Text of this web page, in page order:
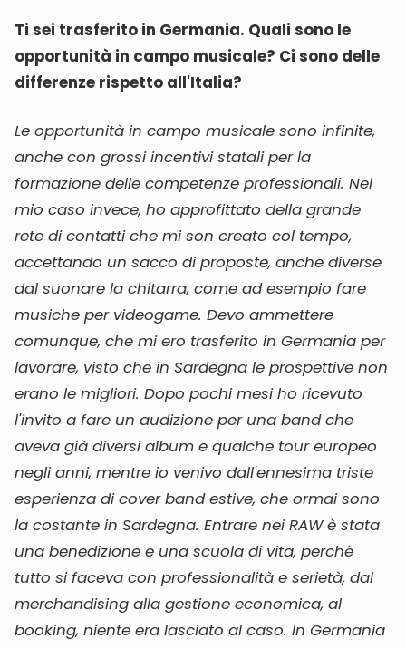
Ti sei trasferito in Germania. Quali sono le
opportunità in campo musicale? Ci sono delle
differenze rispetto all'Italia?
Le opportunità in campo musicale sono infinite,
anche con grossi incentivi statali per la
formazione delle competenze professionali. Nel
mio caso invece, ho approfittato della grande
rete di contatti che mi son creato col tempo,
accettando un sacco di proposte, anche diverse
dal suonare la chitarra, come ad esempio fare
musiche per videogame. Devo ammettere
comunque, che mi ero trasferito in Germania per
lavorare, visto che in Sardegna le prospettive non
erano le migliori. Dopo pochi mesi ho ricevuto
l'invito a fare un audizione per una band che
aveva già diversi album e qualche tour europeo
negli anni, mentre io venivo dall'ennesima triste
esperienza di cover band estive, che ormai sono
la costante in Sardegna. Entrare nei RAW è stata
una benedizione e una scuola di vita, perchè
tutto si faceva con professionalità e serietà, dal
merchandising alla gestione economica, al
booking, niente era lasciato al caso. In Germania